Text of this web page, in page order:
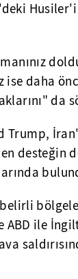
ise daha
da
Trump,
desteğin
ABD ile